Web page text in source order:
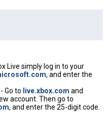
Live simply log in to your
, and enter the
Go to live.xbox.com and
account. Then go to
, and enter the 25-digit code.